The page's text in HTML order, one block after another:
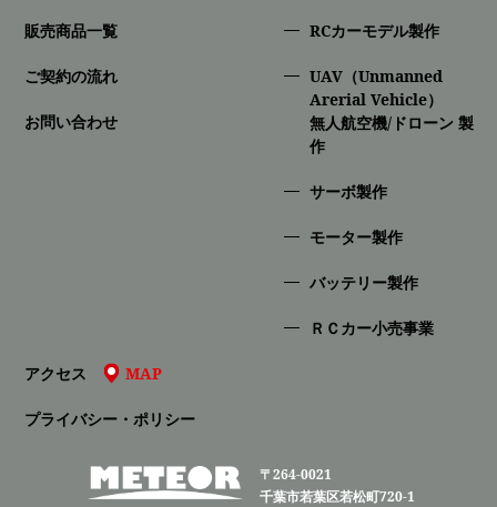
販売商品一覧
ご契約の流れ
お問い合わせ
RCカーモデル製作
UAV（Unmanned
Arerial Vehicle）
無人航空機/ドローン 製
作
サーボ製作
モーター製作
バッテリー製作
ＲＣカー小売事業
アクセス MAP
プライバシー・ポリシー
〒264-0021
千葉市若葉区若松町720-1